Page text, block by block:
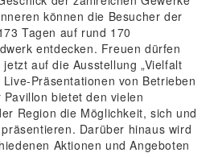
können die Besucher der
Tagen auf rund 170
entdecken. Freuen dürfen
auf die Ausstellung „Vielfalt
Präsentationen von Betrieben
bietet den vielen
Region die Möglichkeit, sich und
Darüber hinaus wird
Aktionen und Angeboten